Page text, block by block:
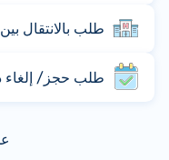
طلب بالانتقال
طلب حجز/ إلغاء